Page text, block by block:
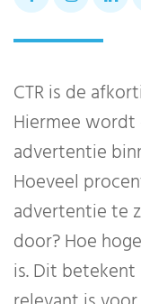
CTR is de
Hiermee
advertentie
Hoeveel
advertentie te
door? Hoe
is. Dit